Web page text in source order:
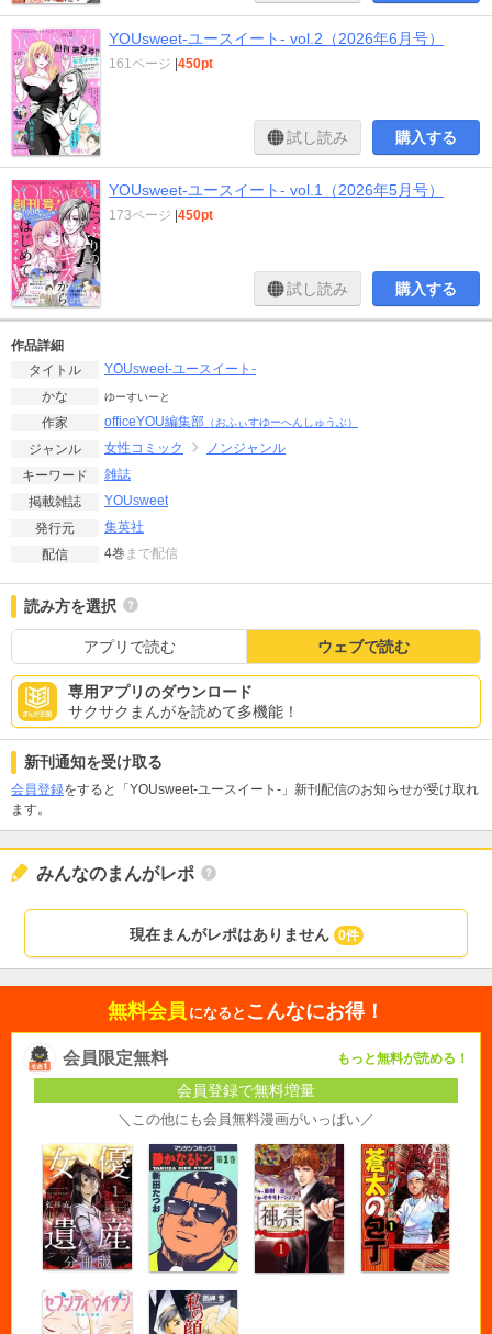
YOUsweet-ユースイート- vol.2（2026年6月号）
161ページ |450pt
試し読み 購入する
YOUsweet-ユースイート- vol.1（2026年5月号）
173ページ |450pt
試し読み 購入する
作品詳細
タイトル
YOUsweet-ユースイート-
かな
ゆーすいーと
作家 officeYOU編集部 （おふぃすゆーへんしゅうぶ）
ジャンル 女性コミック
ノンジャンル
キーワード
雑誌
掲載雑誌
YOUsweet
発行元
集英社
配信
4巻 まで配信
読み方を選択
アプリで読む ウェブで読む
専用アプリのダウンロード
サクサクまんがを読めて多機能！
新刊通知を受け取る
会員登録をすると「YOUsweet-ユースイート-」新刊配信のお知らせが受け取れ
ます。
みんなのまんがレポ
現在まんがレポはありません 0件
無料会員 になると こんなにお得！
会員限定無料 もっと無料が読める！
会員登録で無料増量
＼この他にも会員無料漫画がいっぱい／